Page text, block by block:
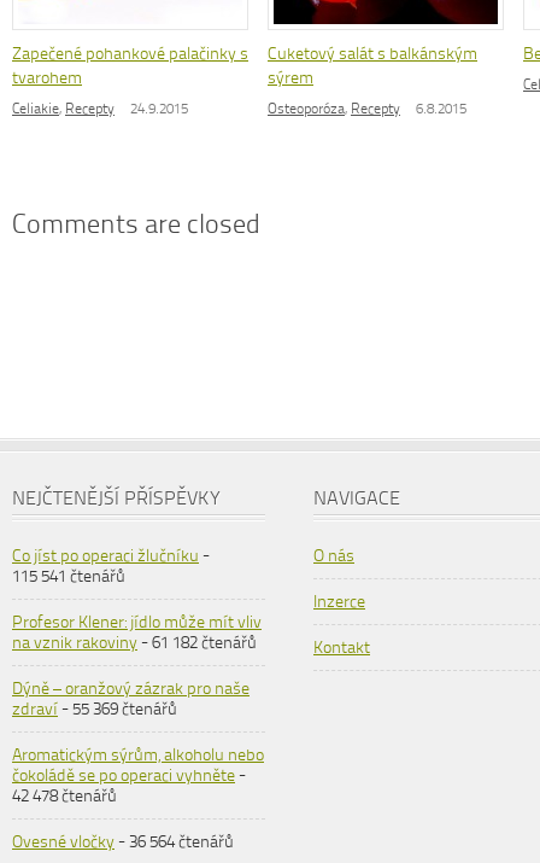
Zapečené pohankové palačinky s
tvarohem
Celiakie, Recepty 24.9.2015
Cuketový salát s balkánským
sýrem
Osteoporóza, Recepty 6.8.2015
Comments are closed
NEJČTENĚJŠÍ PŘÍSPĚVKY
Co jíst po operaci žlučníku -
115 541 čtenářů
Profesor Klener: jídlo může mít vliv
na vznik rakoviny- 61 182 čtenářů
Dýně – oranžový zázrak pro naše
zdraví- 55 369 čtenářů
Aromatickým sýrům, alkoholu nebo
čokoládě se po operaci vyhněte-
42 478 čtenářů
Ovesné vločky- 36 564 čtenářů
NAVIGACE
O nás
Inzerce
Kontakt